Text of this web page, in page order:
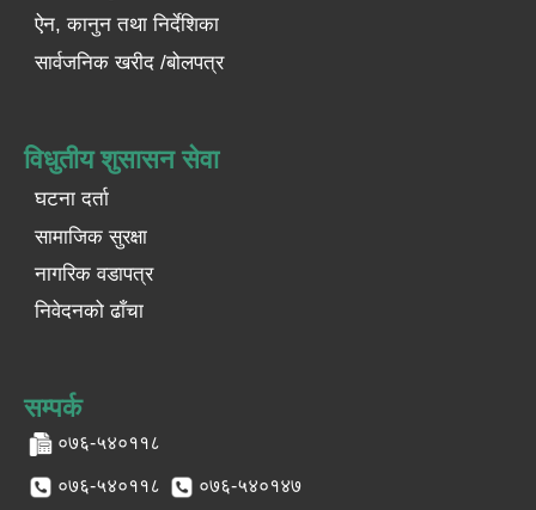
ऐन, कानुन तथा निर्देशिका
सार्वजनिक खरीद /बोलपत्र
विधुतीय शुसासन सेवा
घटना दर्ता
सामाजिक सुरक्षा
नागरिक वडापत्र
निवेदनको ढाँचा
सम्पर्क
०७६-५४०११८
०७६-५४०११८ ०७६-५४०१४७